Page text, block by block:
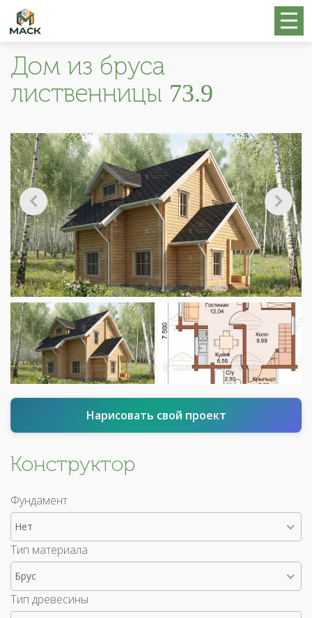
Дом из бруса
лиственницы 73.9
Нарисовать свой проект
Конструктор
Фундамент
Нет
Тип материала
Брус
Тип древесины